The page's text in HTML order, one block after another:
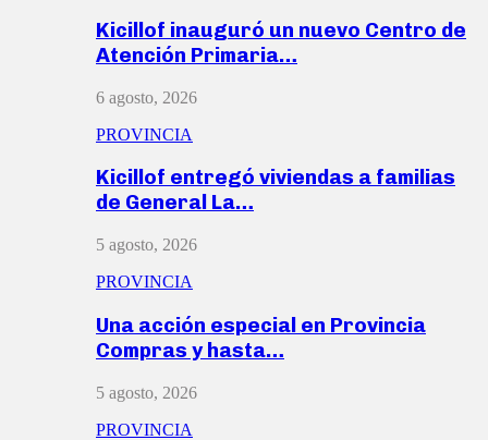
Kicillof inauguró un nuevo Centro de
Atención Primaria…
6 agosto, 2026
PROVINCIA
Kicillof entregó viviendas a familias
de General La…
5 agosto, 2026
PROVINCIA
Una acción especial en Provincia
Compras y hasta…
5 agosto, 2026
PROVINCIA